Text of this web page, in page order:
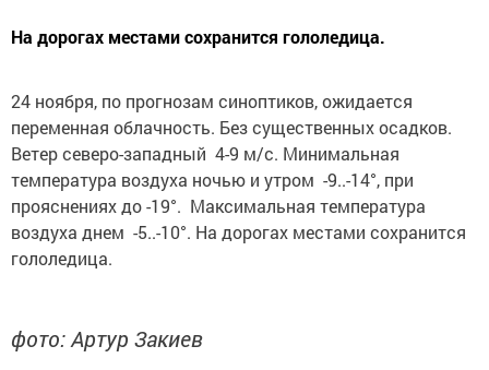
На дорогах местами сохранится гололедица.
24 ноября, по прогнозам синоптиков, ожидается
переменная облачность. Без существенных осадков.
Ветер северо-западный 4-9 м/с. Минимальная
температура воздуха ночью и утром -9..-14°, при
прояснениях до -19°. Максимальная температура
воздуха днем -5..-10°. На дорогах местами сохранится
гололедица.
фото: Артур Закиев